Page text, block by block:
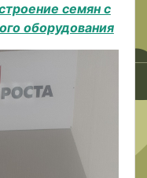
семян с
оборудования